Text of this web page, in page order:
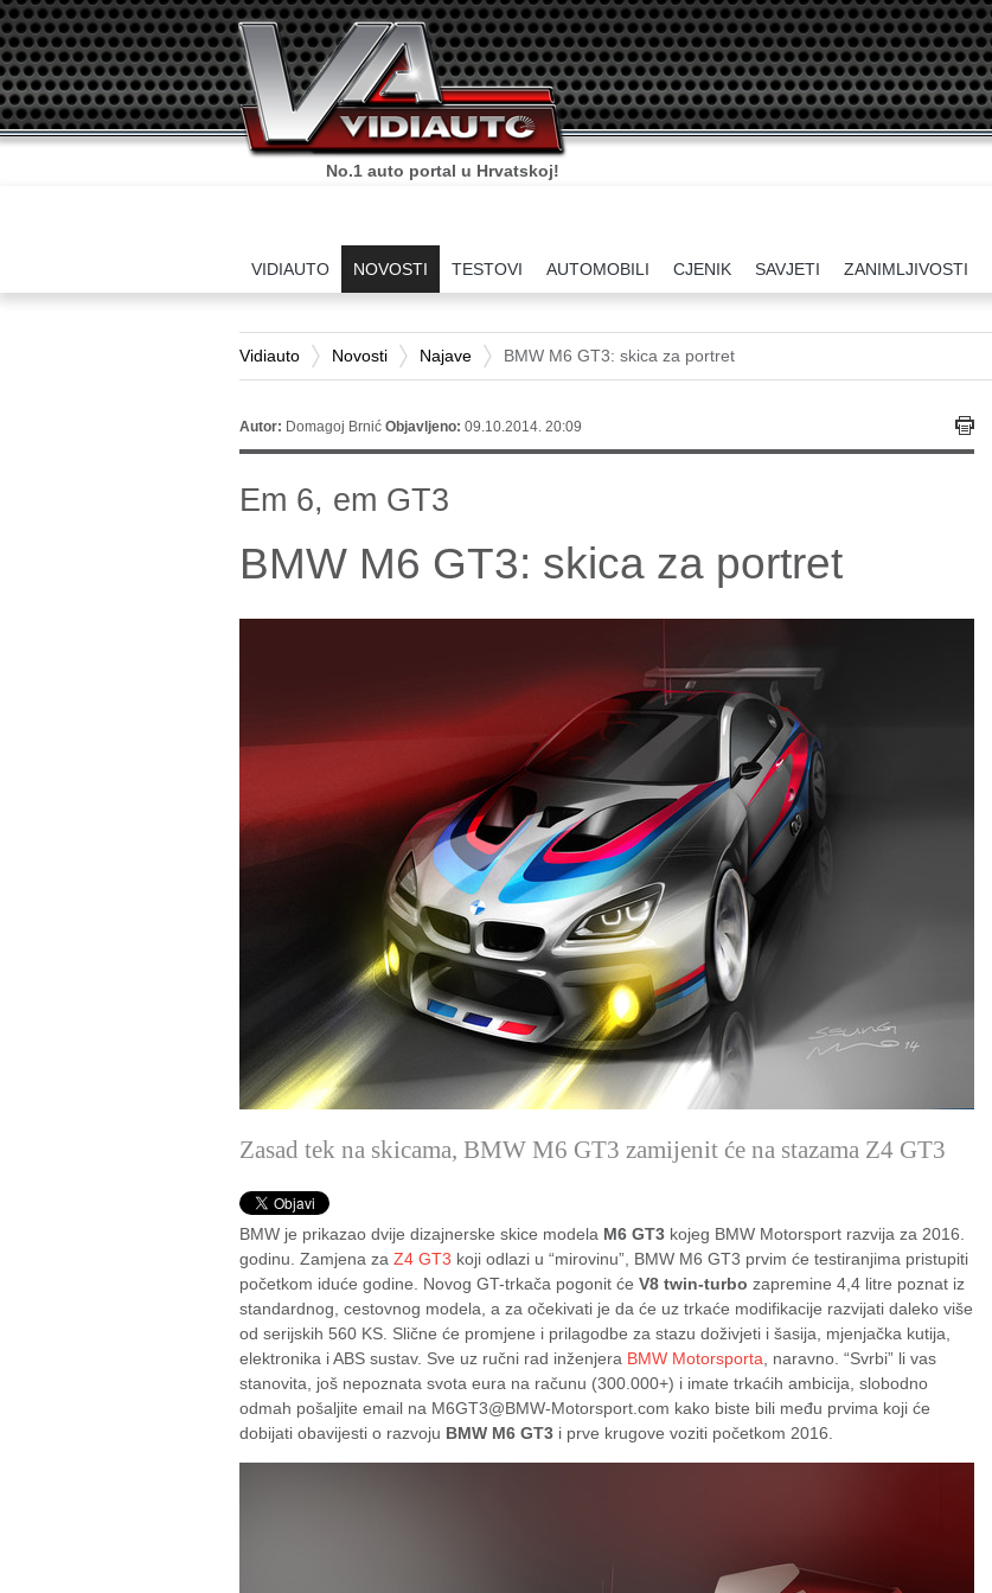
No.1 auto portal u Hrvatskoj!
VIDIAUTO NOVOSTI TESTOVI AUTOMOBILI CJENIK SAVJETI ZANIMLJIVOSTI
Vidiauto Novosti Najave BMW M6 GT3: skica za portret
Autor: Domagoj Brnić Objavljeno: 09.10.2014. 20:09
Em 6, em GT3
BMW M6 GT3: skica za portret
Zasad tek na skicama, BMW M6 GT3 zamijenit će na stazama Z4 GT3
BMW je prikazao dvije dizajnerske skice modela M6 GT3 kojeg BMW Motorsport razvija za 2016.
godinu. Zamjena za Z4 GT3 koji odlazi u “mirovinu”, BMW M6 GT3 prvim će testiranjima pristupiti
početkom iduće godine. Novog GT-trkača pogonit će V8 twin-turbo zapremine 4,4 litre poznat iz
standardnog, cestovnog modela, a za očekivati je da će uz trkaće modifikacije razvijati daleko više
od serijskih 560 KS. Slične će promjene i prilagodbe za stazu doživjeti i šasija, mjenjačka kutija,
elektronika i ABS sustav. Sve uz ručni rad inženjera BMW Motorsporta , naravno. “Svrbi” li vas
stanovita, još nepoznata svota eura na računu (300.000+) i imate trkaćih ambicija, slobodno
odmah pošaljite email na M6GT3@BMW-Motorsport.com kako biste bili među prvima koji će
dobijati obavijesti o razvoju BMW M6 GT3 i prve krugove voziti početkom 2016.